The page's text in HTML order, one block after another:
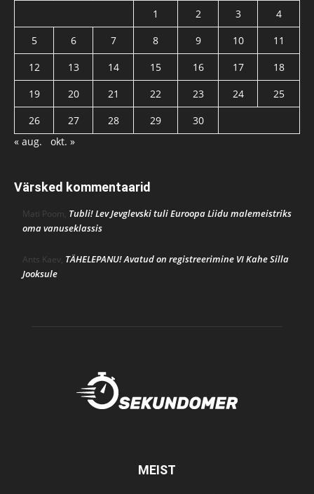
1 2 3
4
5
6 7 8 9 10
11
12
13 14 15 16 17
18
19
20 21 22 23 24
25
26
27 28 29
30
« aug.
okt. »
Värsked kommentaarid
Mati Poom, Tubli! Lev Jevglevski tuli Euroopa Liidu malemeistriks
oma vanuseklassis
Ants Kaev, TÄHELEPANU! Avatud on registreerimine VI Kahe Silla
Jooksule
MEIST